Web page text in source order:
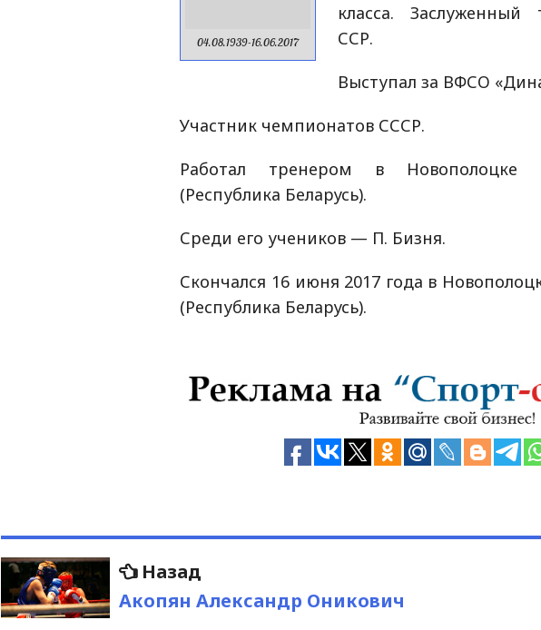
04.08.1939-16.06.2017
класса. Заслуженный
ССР.
Выступал за ВФСО
Участник чемпионатов СССР.
Работал тренером в Новополоцке
(Республика Беларусь).
Среди его учеников — П. Бизня.
Скончался 16 июня 2017 года в
(Республика Беларусь).
Навигация
по
Назад
запись:
Акопян Александр Оникович